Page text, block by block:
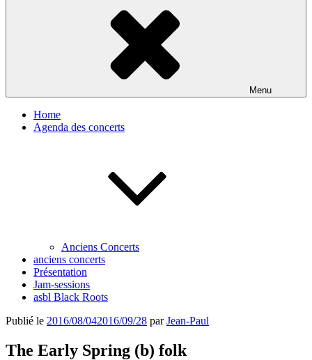
Menu
Home
Agenda des concerts
Anciens Concerts
anciens concerts
Présentation
Jam-sessions
asbl Black Roots
Publié le 2016/08/042016/09/28 parJean-Paul
The Early Spring (b) folk